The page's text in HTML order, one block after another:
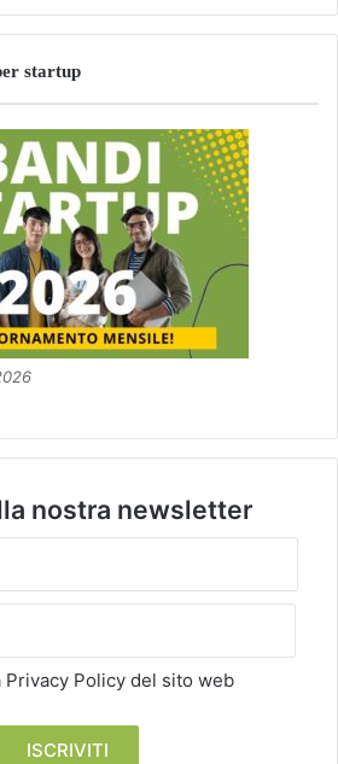
startup
nostra newsletter
Privacy Policy del sito web